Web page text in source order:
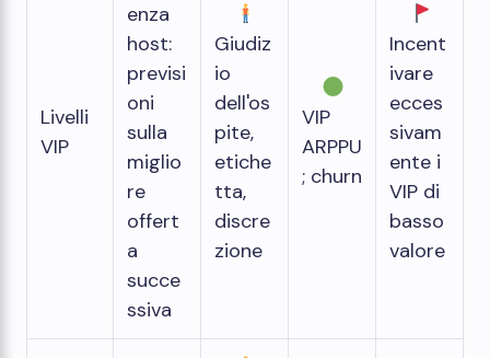
Livelli
VIP
enza
host:
previsi
oni
sulla
miglio
re
offert
a
succe
ssiva
Giudiz
io
dell'os
pite,
etiche
tta,
discre
zione
VIP
ARPPU
; churn
Incent
ivare
ecces
sivam
ente i
VIP di
basso
valore